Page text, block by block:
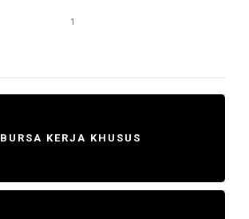
1
BURSA KERJA KHUSUS